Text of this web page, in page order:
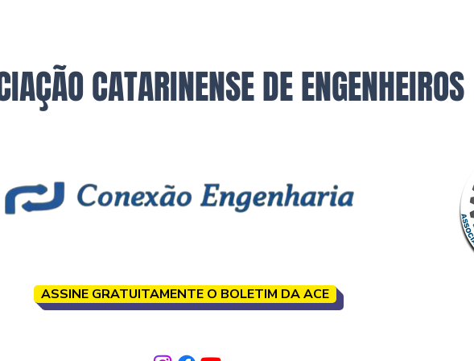
CATARINENSE DE ENGENHEIROS
ASSINE GRATUITAMENTE O BOLETIM DA ACE